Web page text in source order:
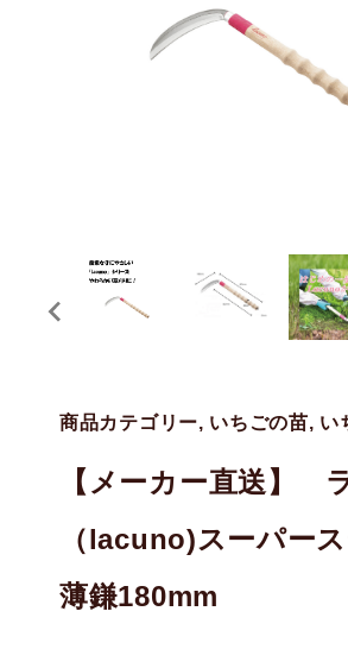
商品カテゴリー, いちごの苗, い
【メーカー直送】
（lacuno)スーパー
薄鎌180mm